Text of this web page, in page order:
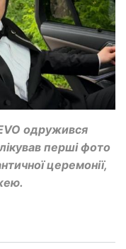
одружився
перші фото
церемонії,